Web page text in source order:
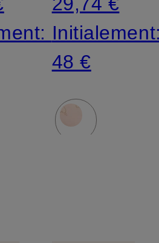
48 €